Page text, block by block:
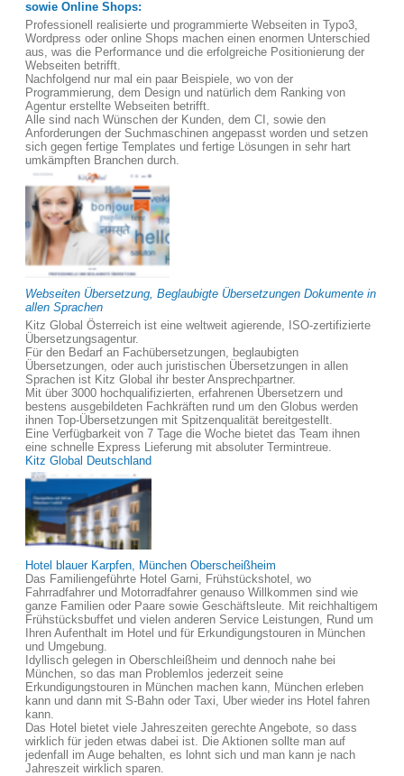
sowie Online Shops:
Professionell realisierte und programmierte Webseiten in Typo3,
Wordpress oder online Shops machen einen enormen Unterschied
aus, was die Performance und die erfolgreiche Positionierung der
Webseiten betrifft.
Nachfolgend nur mal ein paar Beispiele, wo von der
Programmierung, dem Design und natürlich dem Ranking von
Agentur erstellte Webseiten betrifft.
Alle sind nach Wünschen der Kunden, dem CI, sowie den
Anforderungen der Suchmaschinen angepasst worden und setzen
sich gegen fertige Templates und fertige Lösungen in sehr hart
umkämpften Branchen durch.
Webseiten Übersetzung, Beglaubigte Übersetzungen Dokumente in
allen Sprachen
Kitz Global Österreich ist eine weltweit agierende, ISO-zertifizierte
Übersetzungsagentur.
Für den Bedarf an Fachübersetzungen, beglaubigten
Übersetzungen, oder auch juristischen Übersetzungen in allen
Sprachen ist Kitz Global ihr bester Ansprechpartner.
Mit über 3000 hochqualifizierten, erfahrenen Übersetzern und
bestens ausgebildeten Fachkräften rund um den Globus werden
ihnen Top-Übersetzungen mit Spitzenqualität bereitgestellt.
Eine Verfügbarkeit von 7 Tage die Woche bietet das Team ihnen
eine schnelle Express Lieferung mit absoluter Termintreue.
Kitz Global Deutschland
Hotel blauer Karpfen, München Oberscheißheim
Das Familiengeführte Hotel Garni, Frühstückshotel, wo
Fahrradfahrer und Motorradfahrer genauso Willkommen sind wie
ganze Familien oder Paare sowie Geschäftsleute. Mit reichhaltigem
Frühstücksbuffet und vielen anderen Service Leistungen, Rund um
Ihren Aufenthalt im Hotel und für Erkundigungstouren in München
und Umgebung.
Idyllisch gelegen in Oberschleißheim und dennoch nahe bei
München, so das man Problemlos jederzeit seine
Erkundigungstouren in München machen kann, München erleben
kann und dann mit S-Bahn oder Taxi, Uber wieder ins Hotel fahren
kann.
Das Hotel bietet viele Jahreszeiten gerechte Angebote, so dass
wirklich für jeden etwas dabei ist. Die Aktionen sollte man auf
jedenfall im Auge behalten, es lohnt sich und man kann je nach
Jahreszeit wirklich sparen.